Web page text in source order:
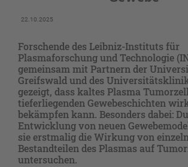
22.10.2025
Forschende des Leibniz-Instituts für
Plasmaforschung und Technologie
gemeinsam mit Partnern der
Greifswald und des
gezeigt, dass kaltes Plasma
tieferliegenden Gewebeschichten
bekämpfen kann. Besonders dabei:
Entwicklung von neuen
sie erstmalig die Wirkung von
Bestandteilen des Plasmas auf
untersuchen.